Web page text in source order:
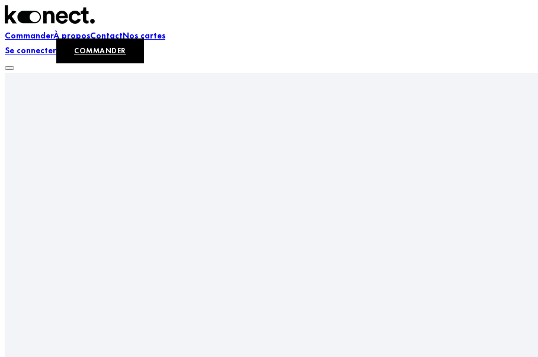
CommanderÀ proposContactNos cartes
Se connecter
COMMANDER